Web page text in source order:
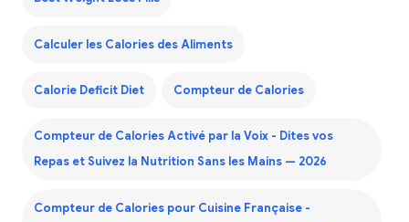
Calculer les Calories des Aliments
Calorie Deficit Diet Compteur de Calories
Compteur de Calories Activé par la Voix - Dites vos
Repas et Suivez la Nutrition Sans les Mains — 2026
Compteur de Calories pour Cuisine Française -